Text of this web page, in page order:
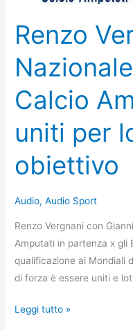
Renzo
Calcio
uniti per
obiettivo
Audio,Audio Sport
Renzo Vergnani con
Amputati in partenza x gli
qualificazione ai Mondiali
di forza è essere uniti e
Renzo
Leggi tutto »